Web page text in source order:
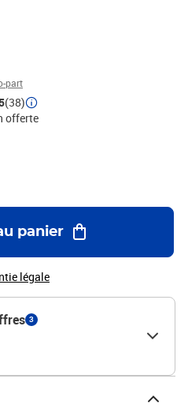
part
(38)
offerte
panier
légale
3